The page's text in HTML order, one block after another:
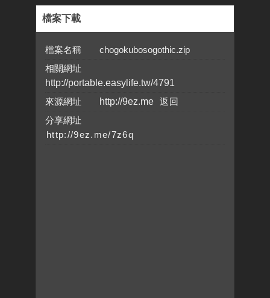
檔案下載
檔案名稱 chogokubosogothic.zip
相關網址
http://portable.easylife.tw/4791
來源網址
http://9ez.me
分享網址